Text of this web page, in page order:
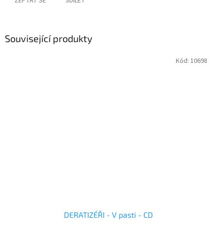
Související produkty
DERATIZÉŘI - V pasti - CD
Kód: 10698